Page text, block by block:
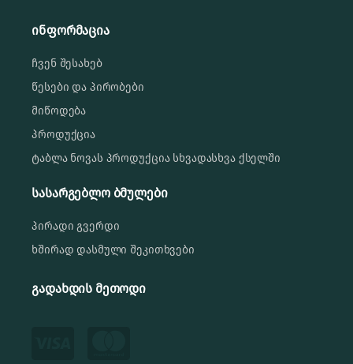
ინფორმაცია
ჩვენ შესახებ
წესები და პირობები
მიწოდება
პროდუქცია
ტაბლა ნოვას პროდუქცია სხვადასხვა ქსელში
სასარგებლო ბმულები
პირადი გვერდი
ხშირად დასმული შეკითხვები
გადახდის მეთოდი